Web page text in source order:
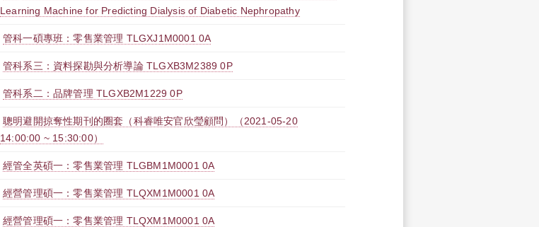
Learning Machine for Predicting Dialysis of Diabetic Nephropathy
管科一碩專班：零售業管理 TLGXJ1M0001 0A
管科系三：資料探勘與分析導論 TLGXB3M2389 0P
管科系二：品牌管理 TLGXB2M1229 0P
聰明避開掠奪性期刊的圈套（科睿唯安官欣瑩顧問）（2021-05-20
14:00:00 ~ 15:30:00）
經管全英碩一：零售業管理 TLGBM1M0001 0A
經營管理碩一：零售業管理 TLQXM1M0001 0A
經營管理碩一：零售業管理 TLQXM1M0001 0A